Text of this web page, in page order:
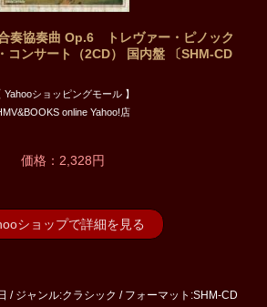
奏協奏曲 Op.6 トレヴァー・ピノック
コンサート（2CD） 国内盤 〔SHM-CD
Yahooショッピングモール 】
online Yahoo!店
価格：2,328円
ショップで詳細を見る
/ ジャンル:クラシック / フォーマット:SHM-CD